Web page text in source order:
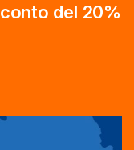
del 20%